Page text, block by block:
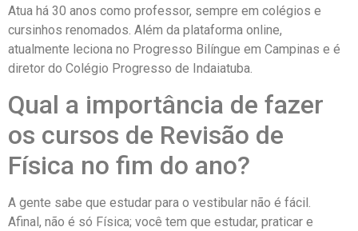
Atua há 30 anos como professor, sempre em colégios e
cursinhos renomados. Além da plataforma online,
atualmente leciona no Progresso Bilíngue em Campinas e é
diretor do Colégio Progresso de Indaiatuba.
Qual a importância de fazer
os cursos de Revisão de
Física no fim do ano?
A gente sabe que estudar para o vestibular não é fácil.
Afinal, não é só Física; você tem que estudar, praticar e